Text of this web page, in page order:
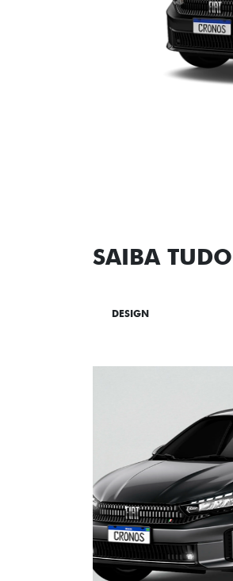
SAIBA
DESIGN